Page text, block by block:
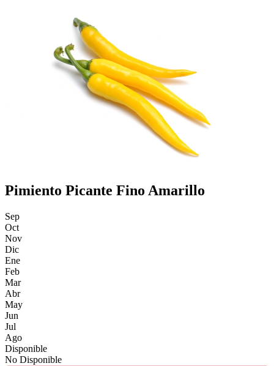
Pimiento Picante Fino Amarillo
Sep
Oct
Nov
Dic
Ene
Feb
Mar
Abr
May
Jun
Jul
Ago
Disponible
No Disponible